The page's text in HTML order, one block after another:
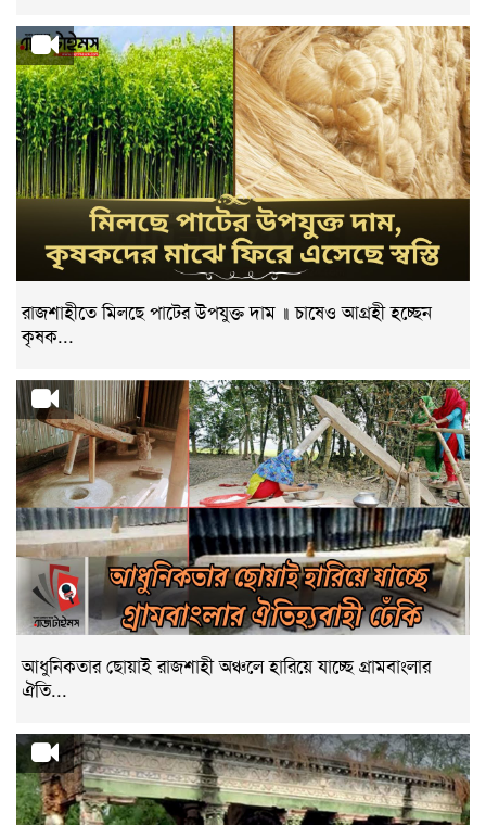
রাজশাহীতে মিলছে পাটের উপযুক্ত দাম ॥ চাষেও আগ্রহী হচ্ছেন
কৃষক...
আধুনিকতার ছোয়াই রাজশাহী অঞ্চলে হারিয়ে যাচ্ছে গ্রামবাংলার
ঐতি...